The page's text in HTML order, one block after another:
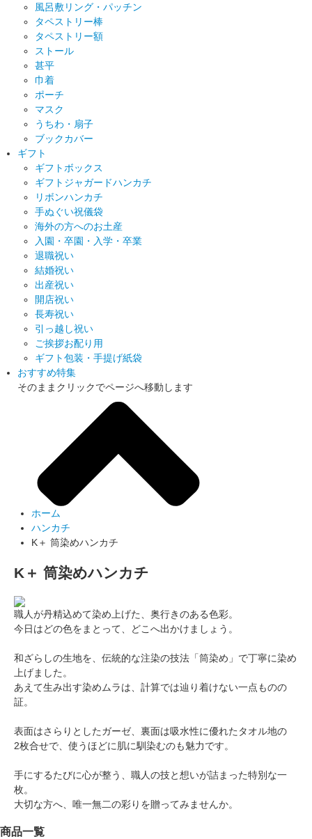
風呂敷リング・パッチン
タペストリー棒
タペストリー額
ストール
甚平
巾着
ポーチ
マスク
うちわ・扇子
ブックカバー
ギフト
ギフトボックス
ギフトジャガードハンカチ
リボンハンカチ
手ぬぐい祝儀袋
海外の方へのお土産
入園・卒園・入学・卒業
退職祝い
結婚祝い
出産祝い
開店祝い
長寿祝い
引っ越し祝い
ご挨拶お配り用
ギフト包装・手提げ紙袋
おすすめ特集
そのままクリックでページへ移動します
ホーム
ハンカチ
K＋ 筒染めハンカチ
K＋ 筒染めハンカチ
職人が丹精込めて染め上げた、奥行きのある色彩。
今日はどの色をまとって、どこへ出かけましょう。
和ざらしの生地を、伝統的な注染の技法「筒染め」で丁寧に染め
上げました。
あえて生み出す染めムラは、計算では辿り着けない一点ものの
証。
表面はさらりとしたガーゼ、裏面は吸水性に優れたタオル地の
2枚合せで、使うほどに肌に馴染むのも魅力です。
手にするたびに心が整う、職人の技と想いが詰まった特別な一
枚。
大切な方へ、唯一無二の彩りを贈ってみませんか。
商品一覧